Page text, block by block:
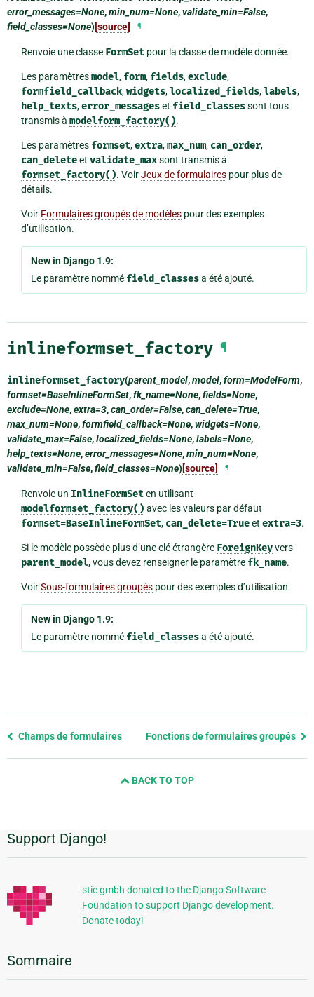
error_messages=None,min_num=None,validate_min=False,
field_classes=None)[source] ¶
Renvoie une classe FormSetpour la classe de modèle donnée.
Les paramètresmodel, form, fields,exclude,
formfield_callback,widgets,localized_fields,labels,
help_texts,error_messageset field_classessont tous
transmis à modelform_factory().
Les paramètres formset,extra,max_num, can_order,
can_deleteet validate_maxsont transmis à
formset_factory(). VoirJeux de formulairespour plus de
détails.
Voir Formulaires groupés de modèlespour des exemples
d’utilisation.
New in Django 1.9:
Le paramètre nommé field_classesa été ajouté.
inlineformset_factory ¶
inlineformset_factory(parent_model,model,form=ModelForm,
formset=BaseInlineFormSet,fk_name=None,fields=None,
exclude=None,extra=3,can_order=False,can_delete=True,
max_num=None,formfield_callback=None,widgets=None,
validate_max=False,localized_fields=None,labels=None,
help_texts=None,error_messages=None,min_num=None,
validate_min=False,field_classes=None)[source] ¶
Renvoie un InlineFormSeten utilisant
modelformset_factory() avec les valeurs par défaut
formset=BaseInlineFormSet, can_delete=Trueet extra=3.
Si le modèle possède plus d’une clé étrangère ForeignKeyvers
parent_model, vous devez renseigner le paramètre fk_name.
VoirSous-formulaires groupéspour des exemples d’utilisation.
New in Django 1.9:
Le paramètre nommé field_classesa été ajouté.
Previous
Champs de formulaires Fonctions de formulaires groupés
BACK TO TOP
Informations
supplémentaires
Support Django!
stic gmbh donated to the Django Software
Foundation to support Django development.
Donate today!
Sommaire